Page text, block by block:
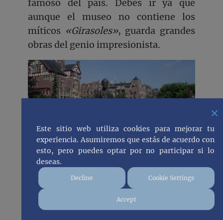
famoso del país. Debes ir ya que
aunque el museo no contiene los
míticos «Girasoles», guarda grandes
obras del genio impresionista.
VISITAR LA CASA DE ANA FRANK
Este sitio web utiliza cookies para mejorar tu
experiencia. Asumiremos que estás de acuerdo con
esto, pero puedes optar por no participar si lo
deseas.
Decline Cookie Settings
Accept